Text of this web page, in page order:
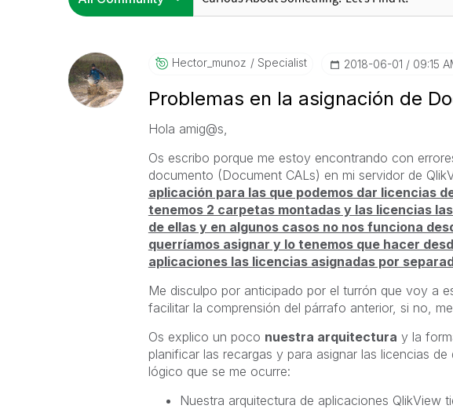
Hector_munoz Specialist ‎2018-06-01 09:15
Problemas en la asignación de
Hola amig@s,
Os escribo porque me estoy encontrando con
documento (Document CALs) en mi servidor de
aplicación para las que podemos dar licencias
tenemos 2 carpetas montadas y las licencias
de ellas y en algunos casos no nos funciona
querríamos asignar y lo tenemos que hacer
aplicaciones las licencias asignadas por
Me disculpo por anticipado por el turrón que voy a
facilitar la comprensión del párrafo anterior, si no,
Os explico un poco nuestra arquitectura y la
planificar las recargas y para asignar las licencias
lógico que se me ocurre:
Nuestra arquitectura de aplicaciones QlikView